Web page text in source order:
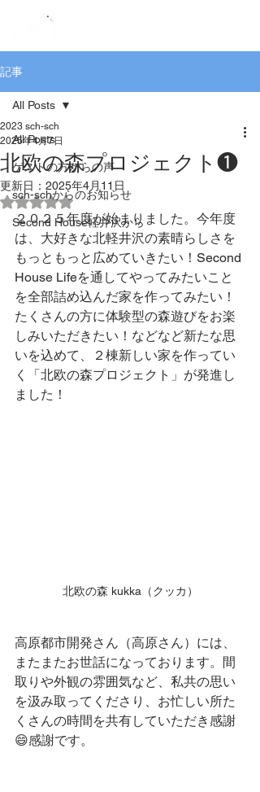
記事
All Posts
ゲストの方からの声
sch-schからのお知らせ
Second House軽井沢から
All Posts
北欧の森プロジェクト❶
2023 sch-sch
2025年4月7日
更新日： 2025年4月11日
5つ星のうちNaNと評価されています。
２０２５年度が始まりました。今年度
は、大好きな北軽井沢の素晴らしさを
もっともっと広めていきたい！Second
House Lifeを通してやってみたいこと
を全部詰め込んだ家を作ってみたい！
たくさんの方に体験型の森遊びをお楽
しみいただきたい！などなど新たな思
いを込めて、２棟新しい家を作ってい
く「北欧の森プロジェクト」が発進し
ました！
北欧の森 kukka（クッカ）
高原都市開発さん（高原さん）には、
またまたお世話になっております。間
取りや外観の雰囲気など、私共の思い
を汲み取ってくださり、お忙しい所た
くさんの時間を共有していただき感謝
😄感謝です。